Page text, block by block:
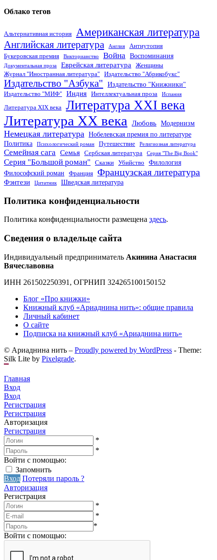
Облако тегов
Альтернативная история Американская литература
Английская литература Англия
Антиутопия
Букеровская премия
Викторианство Война Воспоминания
Документальная проза Еврейская литература
Женщины
Журнал "Иностранная литература"
Издательство "Абрикобукс"
Издательство "Азбука" Издательство "Книжники"
Издательство "МИФ" Индия Интеллектуальная проза Испания
Литература XIX века Литература XXI века
Литература XX века Любовь Модернизм
Немецкая литература
Нобелевская премия по литературе
Политика
Психологический роман Путешествие Религиозная литература
Семейная сага Семья Сербская литература Серия "The Big Book"
Серия "Большой роман" Сказки Убийство
Филология
Философский роман
Франция Французская литература
Фэнтези Цитатник Шведская литература
Политика конфиденциальности
Политика конфиденциальности размещена здесь.
Сведения о владельце сайта
Индивидуальный предприниматель Акинина Анастасия
Вячеславовна
ИНН 261502250391, ОГРНИП 324265100150152
Блог «Про книжки»
Книжный клуб «Ариаднина нить»: общие правила
Личный кабинет
О сайте
Подписка на книжный клуб «Ариаднина нить»
© Ариаднина нить – Proudly powered by WordPress - Theme:
Silk Lite by Pixelgrade.
Главная
Вход
Вход
Регистрация
Регистрация
Авторизация
Регистрация
*
*
Войти с помощью:
Запомнить
Вход Потеряли пароль ?
Авторизация
Регистрация
*
*
*
Войти с помощью: